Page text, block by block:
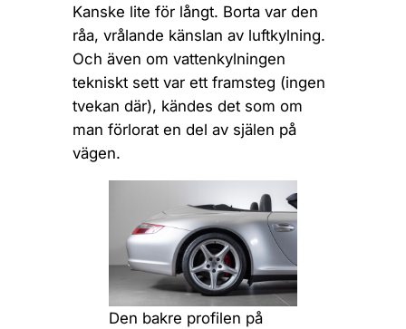
Kanske lite för långt. Borta var den
råa, vrålande känslan av luftkylning.
Och även om vattenkylningen
tekniskt sett var ett framsteg (ingen
tvekan där), kändes det som om
man förlorat en del av själen på
vägen.
Den bakre profilen på